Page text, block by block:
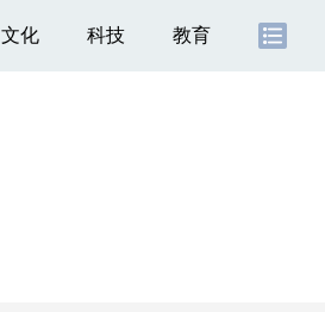
文化 科技 教育